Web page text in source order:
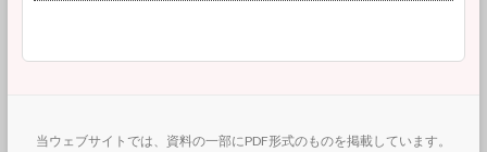
当ウェブサイトでは、資料の一部にPDF形式のものを掲載しています。